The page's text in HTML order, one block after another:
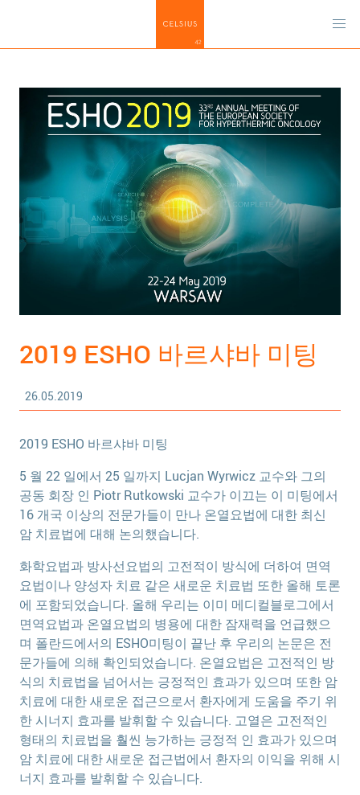
2019 ESHO 바르샤바 미팅
26.05.2019
2019 ESHO 바르샤바 미팅
5 월 22 일에서 25 일까지 Lucjan Wyrwicz 교수와 그의
공동 회장 인 Piotr Rutkowski 교수가 이끄는 이 미팅에서
16 개국 이상의 전문가들이 만나 온열요법에 대한 최신
암 치료법에 대해 논의했습니다.
화학요법과 방사선요법의 고전적이 방식에 더하여 면역
요법이나 양성자 치료 같은 새로운 치료법 또한 올해 토론
에 포함되었습니다. 올해 우리는 이미 메디컬블로그에서
면역요법과 온열요법의 병용에 대한 잠재력을 언급했으
며 폴란드에서의 ESHO미팅이 끝난 후 우리의 논문은 전
문가들에 의해 확인되었습니다. 온열요법은 고전적인 방
식의 치료법을 넘어서는 긍정적인 효과가 있으며 또한 암
치료에 대한 새로운 접근으로서 환자에게 도움을 주기 위
한 시너지 효과를 발휘할 수 있습니다. 고열은 고전적인
형태의 치료법을 훨씬 능가하는 긍정적 인 효과가 있으며
암 치료에 대한 새로운 접근법에서 환자의 이익을 위해 시
너지 효과를 발휘할 수 있습니다.